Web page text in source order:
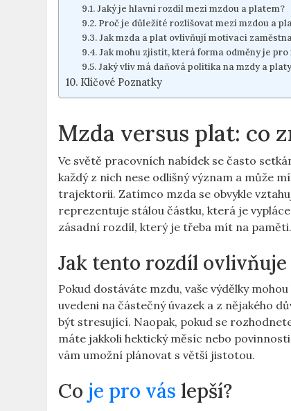
Jaký je hlavní rozdíl mezi mzdou a platem?
Proč je důležité rozlišovat mezi mzdou a
Jak mzda a plat ovlivňují motivaci
Jak mohu zjistit, která forma odměny je pro
Jaký vliv má daňová politika na mzdy a
Klíčové Poznatky
Mzda versus plat: co
Ve světě pracovních nabídek se často
každý z nich nese odlišný význam a může
trajektorii. Zatímco mzda se obvykle
reprezentuje stálou částku, která je
zásadní rozdíl, který je třeba mít na paměti.
Jak tento rozdíl
Pokud dostáváte mzdu, vaše výdělky
uvedeni na částečný úvazek a z nějakého
být stresující. Naopak, pokud se
máte jakkoli hektický měsíc nebo
vám umožní plánovat s větší jistotou.
Co je pro vás lepší?